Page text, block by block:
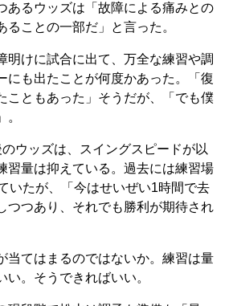
あるウッズは「故障による痛みとの
ることの一部だ」と言った。
けに試合に出て、万全な練習や調
にも出たことが何度かあった。「復
こともあった」そうだが、「でも僕
ウッズは、スイングスピードが以
習量は抑えている。過去には練習場
いたが、「今はせいぜい1時間で去
つつあり、それでも勝利が期待され
てはまるのではないか。練習は量
い。そうできればいい。